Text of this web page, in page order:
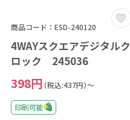
商品コード：ESD-240120
4WAYスクエアデジタルク
ロック 245036
398円 （税込:437円）～
印刷可能